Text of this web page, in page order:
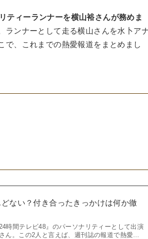
ティーランナーを横山裕さんが務めま
ランナーとして走る横山さんを水卜ア
で、これまでの熱愛報道をまとめまし
ない？付き合ったきっかけは何か徹
時間テレビ48』のパーソナリティーとして出演
ん。この2人と言えば、週刊誌の報道で熱愛…